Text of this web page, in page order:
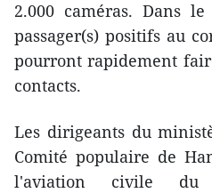
2.000 caméras. Dans
passager(s) positifs au
pourront rapidement
contacts.
Les dirigeants du
Comité populaire de
l'aviation civile du